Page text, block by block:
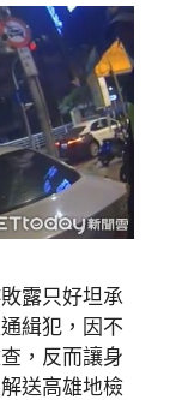
露只好坦承
緝犯，因不
，反而讓身
送高雄地檢